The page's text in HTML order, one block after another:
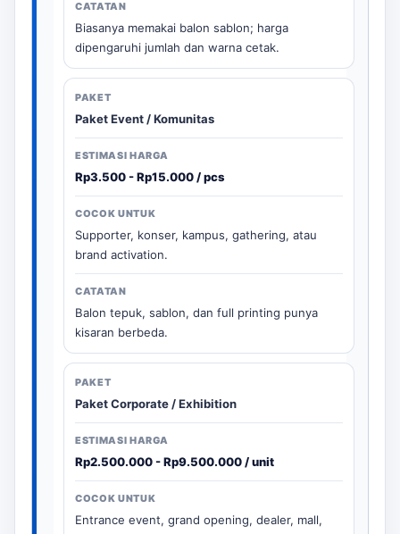
Biasanya memakai balon sablon; harga
dipengaruhi jumlah dan warna cetak.
Paket Event / Komunitas
Rp3.500 - Rp15.000 / pcs
Supporter, konser, kampus, gathering, atau
brand activation.
Balon tepuk, sablon, dan full printing punya
kisaran berbeda.
Paket Corporate / Exhibition
Rp2.500.000 - Rp9.500.000 / unit
Entrance event, grand opening, dealer, mall,